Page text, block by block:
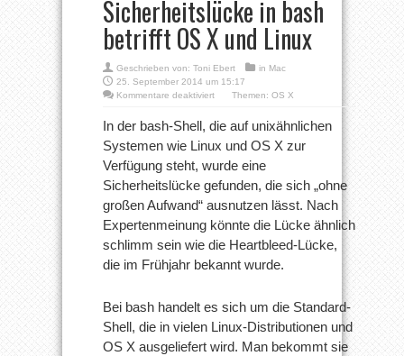
Sicherheitslücke in bash
betrifft OS X und Linux
Geschrieben von: Toni Ebert in Mac
25. September 2014 um 15:17
Kommentare deaktiviertfür
in
bash
betrifft
X
und
Themen: OS X
In der bash-Shell, die auf unixähnlichen
Systemen wie Linux und OS X zur
Verfügung steht, wurde eine
Sicherheitslücke gefunden, die sich „ohne
großen Aufwand“ ausnutzen lässt. Nach
Expertenmeinung könnte die Lücke ähnlich
schlimm sein wie die Heartbleed-Lücke,
die im Frühjahr bekannt wurde.
Bei bash handelt es sich um die Standard-
Shell, die in vielen Linux-Distributionen und
OS X ausgeliefert wird. Man bekommt sie